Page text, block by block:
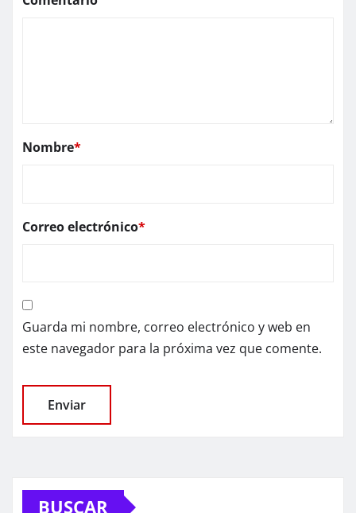
Nombre*
Correo electrónico*
Guarda mi nombre, correo electrónico y web en
este navegador para la próxima vez que comente.
BUSCAR